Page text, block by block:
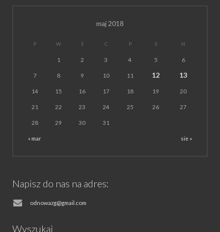
maj 2018
P W Ś C P S N
« mar sie »
1 2 3 4 5 6
7 8 9 10 11 12 13
14 15 16 17 18 19 20
21 22 23 24 25 26 27
28 29 30 31
Napisz do nas na adres:
odnowazg@gmail.com
Wyszukaj